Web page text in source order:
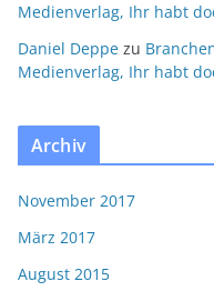
Medienverlag, Ihr habt
Daniel Deppe zu
Medienverlag, Ihr habt
Archiv
November 2017
März 2017
August 2015